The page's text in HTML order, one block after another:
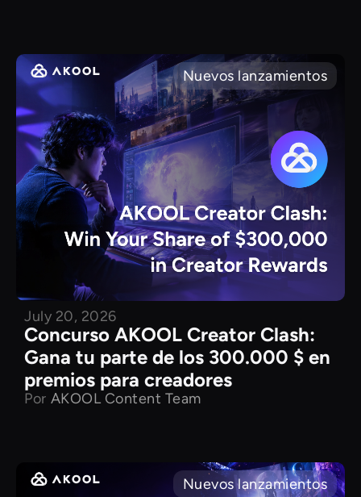
Nuevos lanzamientos
July 20, 2026
Concurso AKOOL Creator Clash:
Gana tu parte de los 300.000 $ en
premios para creadores
Por AKOOL Content Team
Nuevos lanzamientos